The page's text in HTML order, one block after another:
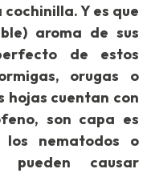
Y es que
aroma de sus
de estos
orugas o
hojas cuentan con
son capa es
nematodos o
pueden causar